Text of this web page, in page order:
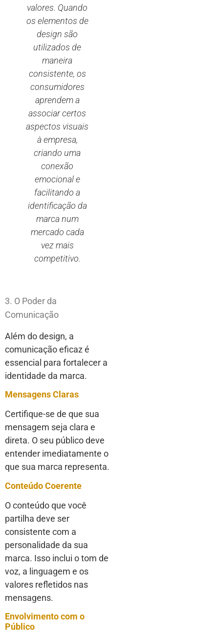
valores. Quando
os elementos de
design são
utilizados de
maneira
consistente, os
consumidores
aprendem a
associar certos
aspectos visuais
à empresa,
criando uma
conexão
emocional e
facilitando a
identificação da
marca num
mercado cada
vez mais
competitivo.
3. O Poder da
Comunicação
Além do design, a
comunicação eficaz é
essencial para fortalecer a
identidade da marca.
Mensagens Claras
Certifique-se de que sua
mensagem seja clara e
direta. O seu público deve
entender imediatamente o
que sua marca representa.
Conteúdo Coerente
O conteúdo que você
partilha deve ser
consistente com a
personalidade da sua
marca. Isso inclui o tom de
voz, a linguagem e os
valores refletidos nas
mensagens.
Envolvimento com o
Público